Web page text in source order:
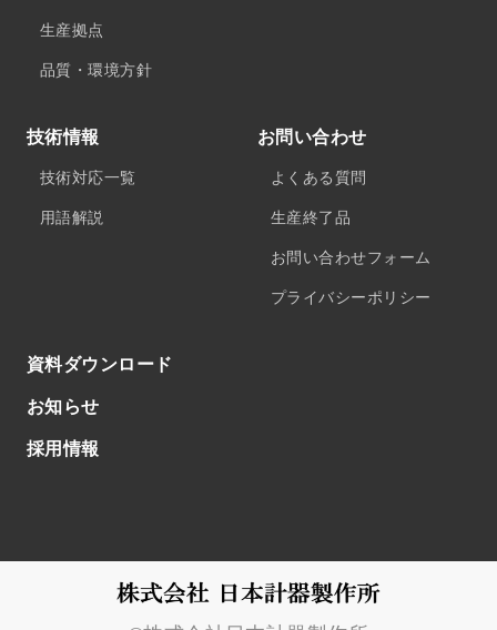
生産拠点
品質・環境方針
技術情報
技術対応一覧
用語解説
お問い合わせ
よくある質問
生産終了品
お問い合わせフォーム
プライバシーポリシー
資料ダウンロード
お知らせ
採用情報